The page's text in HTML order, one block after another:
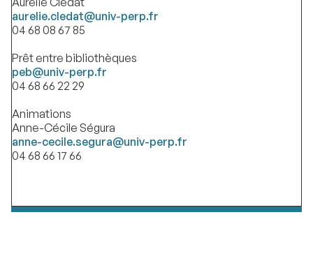
aurelie.cledat@univ-perp.fr
04 68 08 67 85
Prêt entre bibliothèques
peb@univ-perp.fr
04 68 66 22 29
Animations
Anne-Cécile Ségura
anne-cecile.segura@univ-perp.fr
04 68 66 17 66